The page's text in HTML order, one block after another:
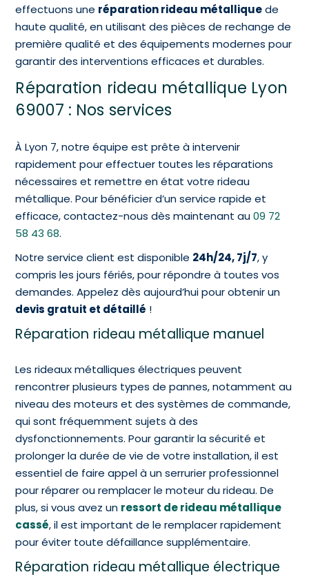
effectuons une réparation rideau métalliquede
haute qualité, en utilisant des pièces de rechange de
première qualité et des équipements modernes pour
garantir des interventions efficaces et durables.
Réparation rideau métallique Lyon
69007 : Nos services
À Lyon 7, notre équipe est prête à intervenir
rapidement pour effectuer toutes les réparations
nécessaires et remettre en état votre rideau
métallique. Pour bénéficier d’un service rapide et
efficace, contactez-nous dès maintenant au09 72
58 43 68.
Notre service client est disponible 24h/24, 7j/7, y
compris les jours fériés, pour répondre à toutes vos
demandes. Appelez dès aujourd’hui pour obtenir un
devis gratuit et détaillé !
Réparation rideau métallique manuel
Les rideaux métalliques électriques peuvent
rencontrer plusieurs types de pannes, notamment au
niveau des moteurs et des systèmes de commande,
qui sont fréquemment sujets à des
dysfonctionnements. Pour garantir la sécurité et
prolonger la durée de vie de votre installation, il est
essentiel de faire appel à un serrurier professionnel
pour réparer ou remplacer le moteur du rideau. De
plus, si vous avez un ressort de rideau métallique
cassé, il est important de le remplacer rapidement
pour éviter toute défaillance supplémentaire.
Réparation rideau métallique électrique